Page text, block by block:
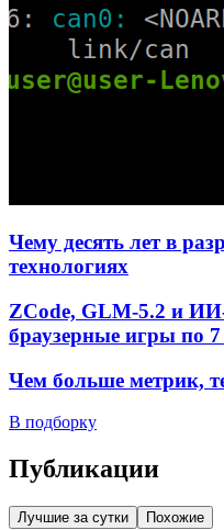
Чему десять лет в
технологиях
ZCode, GLM-5.2 и
браузерные игры по
Чем больше метрик,
В подборку
Публикации
Лучшие за сутки Похожие